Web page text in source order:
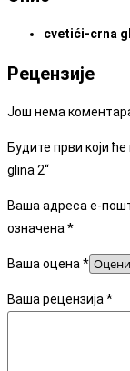
cvetići-crna
Рецензије
Још нема
Будите први који
glina 2“
Ваша адреса е-
означена*
Ваша оцена*
Ваша рецензија*